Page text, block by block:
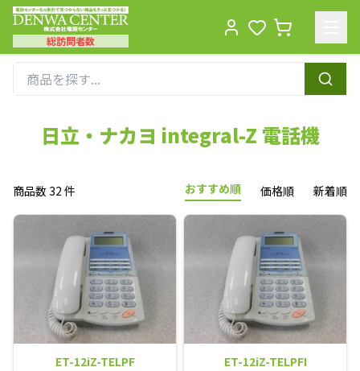
総訪問者数
日立・ナカヨ integral-Z 電話機
商品数 32 件 おすすめ順 価格順 新着順
ET-12iZ-TELPF ET-12iZ-TELPFI